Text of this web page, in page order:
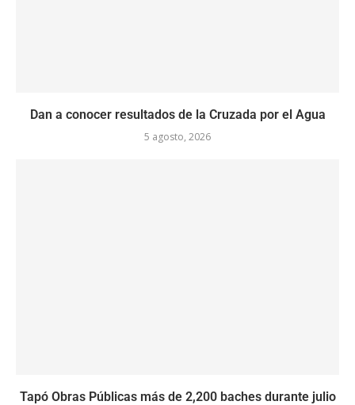
Dan a conocer resultados de la Cruzada por el Agua
5 agosto, 2026
Tapó Obras Públicas más de 2,200 baches durante julio